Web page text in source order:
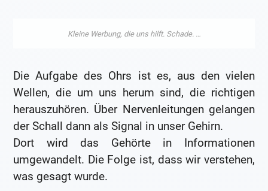
Die Aufgabe des Ohrs ist es, aus den vielen
Wellen, die um uns herum sind, die richtigen
herauszuhören. Über Nervenleitungen gelangen
der Schall dann als Signal in unser Gehirn.
Dort wird das Gehörte in Informationen
umgewandelt. Die Folge ist, dass wir verstehen,
was gesagt wurde.